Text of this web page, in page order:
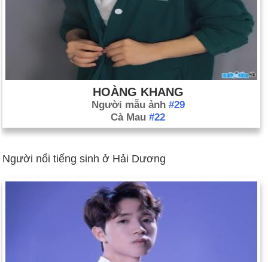
HOÀNG KHANG
Người mẫu ảnh #29
Cà Mau #22
Người nổi tiếng sinh ở Hải Dương